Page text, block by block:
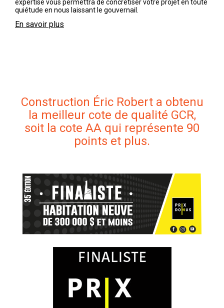
expertise vous permettra de concrétiser votre projet en toute
quiétude en nous laissant le gouvernail.
En savoir plus
Construction Éric Robert a obtenu
la meilleur cote de qualité GCR,
soit la cote AA qui représente 90
points et plus.